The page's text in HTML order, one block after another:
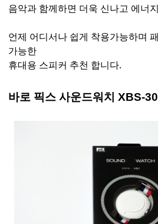
음악과 함께하면 더욱 신나고 에너
언제 어디서나 쉽게 착용가능하며
가능한
휴대용 스피커 추천 합니다.
바로 픽스 사운드워치 XBS-